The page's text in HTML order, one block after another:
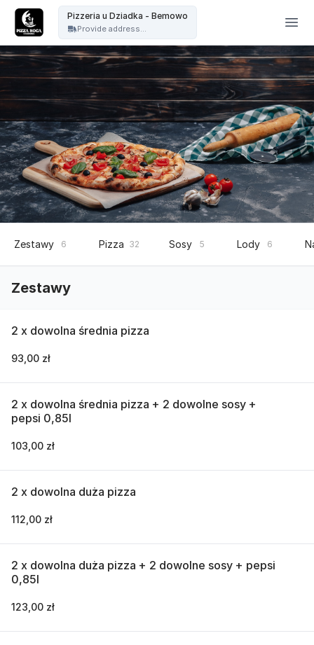
Pizzeria u Dziadka - Bemowo
Provide address...
Zestawy 6 Pizza 32 Sosy 5 Lody 6
Zestawy
2 x dowolna średnia pizza
93,00 zł
2 x dowolna średnia pizza + 2 dowolne sosy +
pepsi 0,85l
103,00 zł
2 x dowolna duża pizza
112,00 zł
2 x dowolna duża pizza + 2 dowolne sosy + pepsi
0,85l
123,00 zł